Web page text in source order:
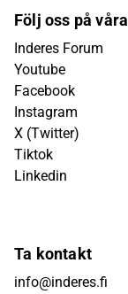
Följ oss på
Inderes Forum
Youtube
Facebook
Instagram
X (Twitter)
Tiktok
Linkedin
Ta kontakt
info@inderes.fi